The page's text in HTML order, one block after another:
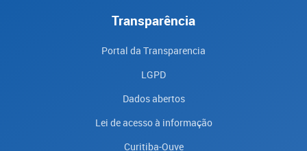
Transparência
Portal da Transparencia
LGPD
Dados abertos
Lei de acesso à informação
Curitiba-Ouve